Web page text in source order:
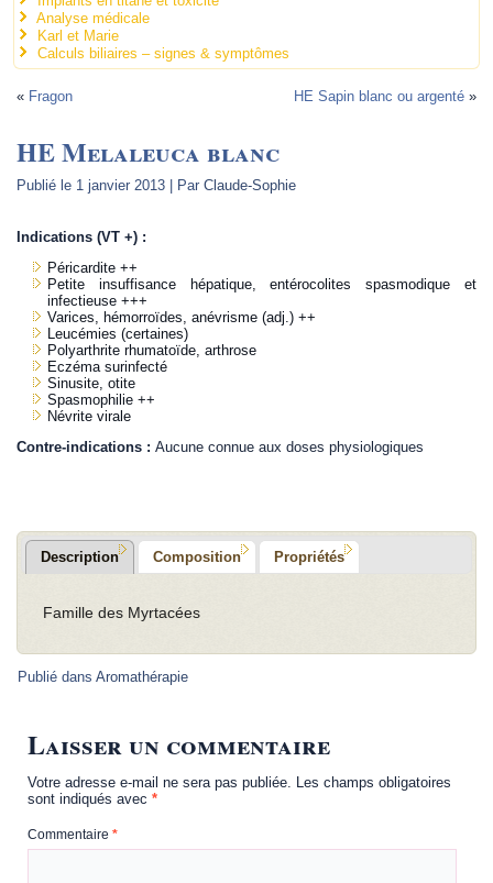
Analyse médicale
Karl et Marie
Calculs biliaires – signes & symptômes
« Fragon HE Sapin blanc ou argenté»
HE Melaleuca blanc
Publié le 1 janvier 2013 | Par Claude-Sophie
Indications (VT +) :
Péricardite ++
Petite insuffisance hépatique, entérocolites spasmodique et
infectieuse +++
Varices, hémorroïdes, anévrisme (adj.) ++
Leucémies (certaines)
Polyarthrite rhumatoïde, arthrose
Eczéma surinfecté
Sinusite, otite
Spasmophilie ++
Névrite virale
Contre-indications :Aucune connue aux doses physiologiques
Description Composition Propriétés
Famille des Myrtacées
Publié dans Aromathérapie
Laisser un commentaire
Votre adresse e-mail ne sera pas publiée.
Les champs obligatoires
sont indiqués avec*
Commentaire*